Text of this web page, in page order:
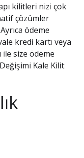
kilitleri nizi çok
çözümler
ödeme
kredi kartı veya
size ödeme
Kale Kilit